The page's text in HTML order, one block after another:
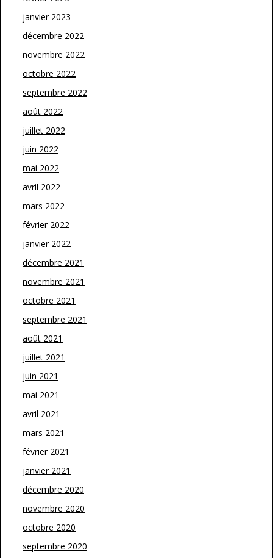
janvier 2023
décembre 2022
novembre 2022
octobre 2022
septembre 2022
août 2022
juillet 2022
juin 2022
mai 2022
avril 2022
mars 2022
février 2022
janvier 2022
décembre 2021
novembre 2021
octobre 2021
septembre 2021
août 2021
juillet 2021
juin 2021
mai 2021
avril 2021
mars 2021
février 2021
janvier 2021
décembre 2020
novembre 2020
octobre 2020
septembre 2020